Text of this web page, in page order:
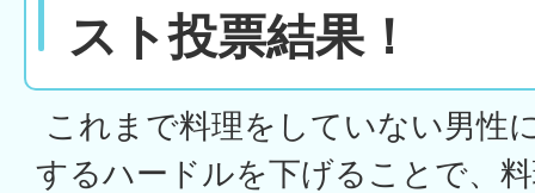
スト投票結果！
これまで料理をしていない男性
するハードルを下げることで、